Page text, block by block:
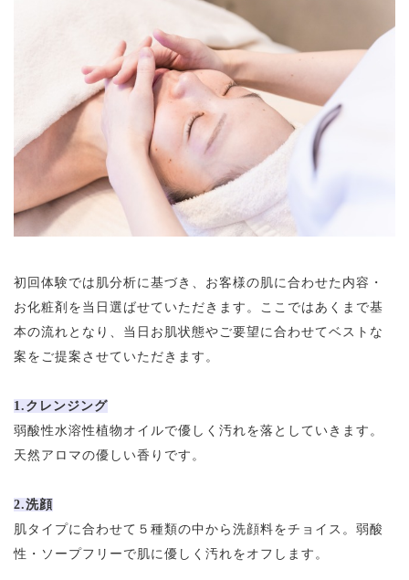
初回体験では肌分析に基づき、お客様の肌に合わせた内容・
お化粧剤を当日選ばせていただきます。ここではあくまで基
本の流れとなり、当日お肌状態やご要望に合わせてベストな
案をご提案させていただきます。
1.クレンジング
弱酸性水溶性植物オイルで優しく汚れを落としていきます。
天然アロマの優しい香りです。
2.洗顔
肌タイプに合わせて５種類の中から洗顔料をチョイス。弱酸
性・ソープフリーで肌に優しく汚れをオフします。